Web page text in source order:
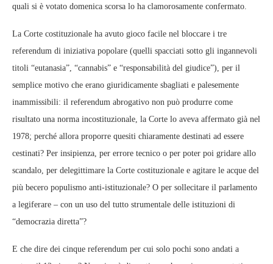
quali si è votato domenica scorsa lo ha clamorosamente confermato.
La Corte costituzionale ha avuto gioco facile nel bloccare i tre
referendum di iniziativa popolare (quelli spacciati sotto gli ingannevoli
titoli “eutanasia”, “cannabis” e “responsabilità del giudice”), per il
semplice motivo che erano giuridicamente sbagliati e palesemente
inammissibili: il referendum abrogativo non può produrre come
risultato una norma incostituzionale, la Corte lo aveva affermato già nel
1978; perché allora proporre quesiti chiaramente destinati ad essere
cestinati? Per insipienza, per errore tecnico o per poter poi gridare allo
scandalo, per delegittimare la Corte costituzionale e agitare le acque del
più becero populismo anti-istituzionale? O per sollecitare il parlamento
a legiferare – con un uso del tutto strumentale delle istituzioni di
“democrazia diretta”?
E che dire dei cinque referendum per cui solo pochi sono andati a